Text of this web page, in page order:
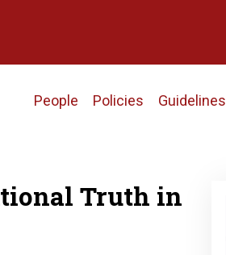
Main
People Policies Guidelines
Truth in